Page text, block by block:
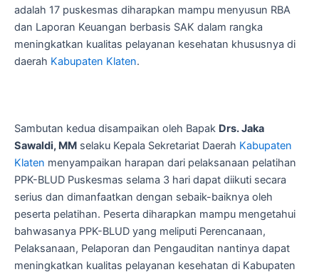
adalah 17 puskesmas diharapkan mampu menyusun RBA
dan Laporan Keuangan berbasis SAK dalam rangka
meningkatkan kualitas pelayanan kesehatan khususnya di
daerah Kabupaten Klaten.
Sambutan kedua disampaikan oleh Bapak Drs. Jaka
Sawaldi, MM selaku Kepala Sekretariat Daerah Kabupaten
Klaten menyampaikan harapan dari pelaksanaan pelatihan
PPK-BLUD Puskesmas selama 3 hari dapat diikuti secara
serius dan dimanfaatkan dengan sebaik-baiknya oleh
peserta pelatihan. Peserta diharapkan mampu mengetahui
bahwasanya PPK-BLUD yang meliputi Perencanaan,
Pelaksanaan, Pelaporan dan Pengauditan nantinya dapat
meningkatkan kualitas pelayanan kesehatan di Kabupaten